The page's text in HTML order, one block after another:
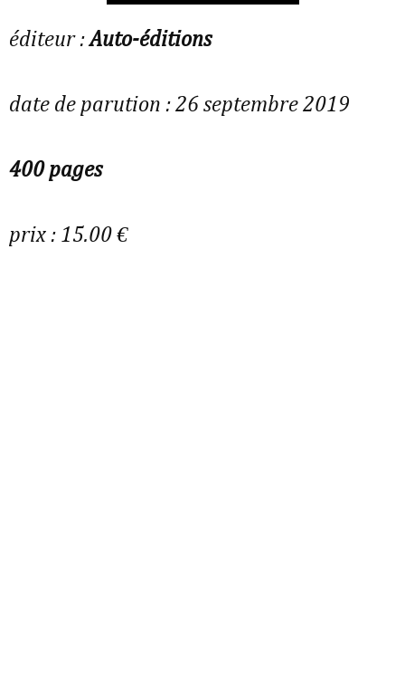
éditeur :Auto-éditions
date de parution : 26 septembre 2019
400 pages
prix : 15.00 €